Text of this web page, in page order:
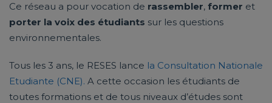
Ce réseau a pour vocation de rassembler, former et
porter la voix des étudiants sur les questions
environnementales.
Tous les 3 ans, le RESES lance la Consultation Nationale
Etudiante (CNE). A cette occasion les étudiants de
toutes formations et de tous niveaux d’études sont